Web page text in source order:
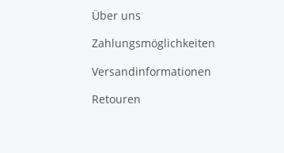
Über uns
Zahlungsmöglichkeiten
Versandinformationen
Retouren